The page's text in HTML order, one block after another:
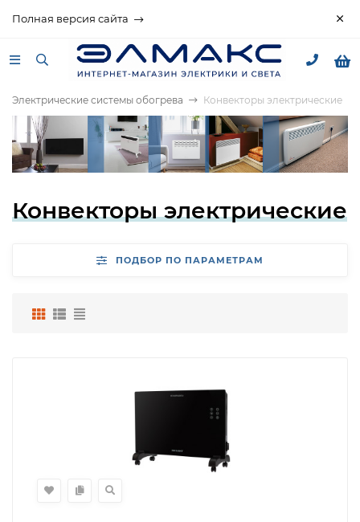
Полная версия сайта
Электрические системы обогрева Конвекторы электрические
Конвекторы электрические
ПОДБОР ПО ПАРАМЕТРАМ